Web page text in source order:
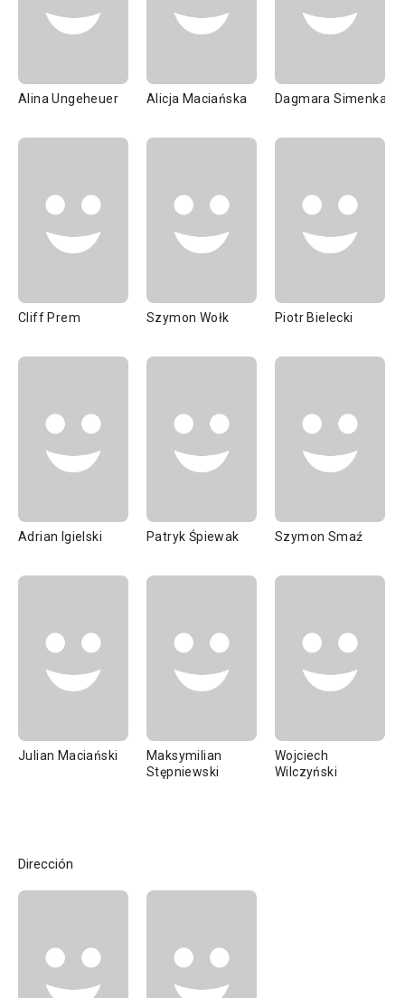
Alina Ungeheuer Alicja Maciańska Dagmara Simenka
Cliff Prem Szymon Wołk Piotr Bielecki
Adrian Igielski Patryk Śpiewak Szymon Smaź
Julian Maciański
Maksymilian
Stępniewski
Wojciech
Wilczyński
Dirección